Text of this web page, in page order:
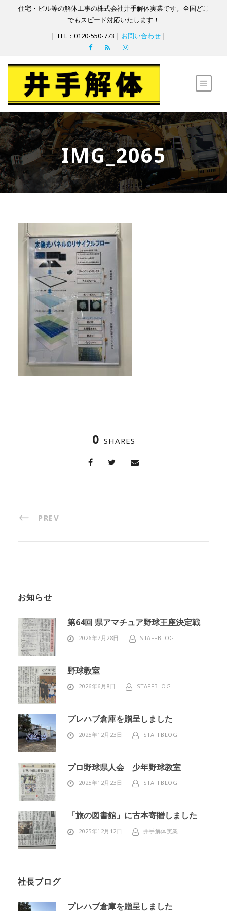
住宅・ビル等の解体工事の株式会社井手解体実業です。全国どこ
でもスピード対応いたします！
| TEL：0120-550-773 | お問い合わせ |
IMG_2065
0 SHARES
PREV
お知らせ
第64回 県アマチュア野球王座決定戦
2026年7月28日 STAFFBLOG
野球教室
2026年6月8日 STAFFBLOG
プレハブ倉庫を贈呈しました
2025年12月23日 STAFFBLOG
プロ野球県人会 少年野球教室
2025年12月23日 STAFFBLOG
「旅の図書館」に古本寄贈しました
2025年12月12日 井手解体実業
社長ブログ
プレハブ倉庫を贈呈しました